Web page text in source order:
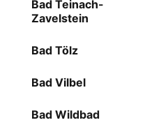
Bad Teinach-
Zavelstein
Bad Tölz
Bad Vilbel
Bad Wildbad